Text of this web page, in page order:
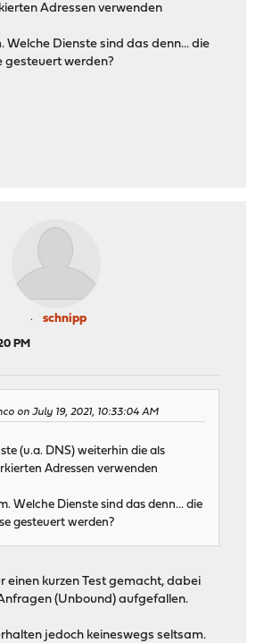
Adressen verwenden
Welche Dienste sind das denn... die
gesteuert werden?
schnipp
PM
on July 19, 2021, 10:33:04 AM
(u.a. DNS) weiterhin die als
Adressen verwenden
Welche Dienste sind das denn... die
gesteuert werden?
einen kurzen Test gemacht, dabei
(Unbound) aufgefallen.
jedoch keineswegs seltsam.